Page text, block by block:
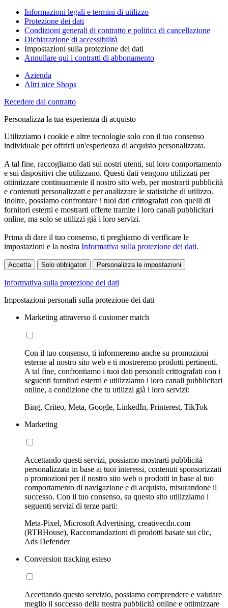
Informazioni legali e termini di utilizzo
Protezione dei dati
Condizioni generali di contratto e politica di cancellazione
Dichiarazione di accessibilità
Impostazioni sulla protezione dei dati
Annullare qui i contratti di abbonamento
Azienda
Altri nice Shops
Recedere dal contratto
Personalizza la tua esperienza di acquisto
Utilizziamo i cookie e altre tecnologie solo con il tuo consenso
individuale per offrirti un'esperienza di acquisto personalizzata.
A tal fine, raccogliamo dati sui nostri utenti, sul loro comportamento
e sui dispositivi che utilizzano. Questi dati vengono utilizzati per
ottimizzare continuamente il nostro sito web, per mostrarti pubblicità
e contenuti personalizzati e per analizzare le statistiche di utilizzo.
Inoltre, possiamo confrontare i tuoi dati crittografati con quelli di
fornitori esterni e mostrarti offerte tramite i loro canali pubblicitari
online, ma solo se utilizzi già i loro servizi.
Prima di dare il tuo consenso, ti preghiamo di verificare le
impostazioni e la nostra Informativa sulla protezione dei dati.
Accetta Solo obbligatori Personalizza le impostazioni
Informativa sulla protezione dei dati
Impostazioni personali sulla protezione dei dati
Marketing attraverso il customer match
Con il tuo consenso, ti informeremo anche su promozioni
esterne al nostro sito web e ti mostreremo prodotti pertinenti.
A tal fine, confrontiamo i tuoi dati personali crittografati con i
seguenti fornitori esterni e utilizziamo i loro canali pubblicitari
online, a condizione che tu utilizzi già i loro servizi:
Bing, Criteo, Meta, Google, LinkedIn, Printerest, TikTok
Marketing
Accettando questi servizi, possiamo mostrarti pubblicità
personalizzata in base ai tuoi interessi, contenuti sponsorizzati
o promozioni per il nostro sito web o prodotti in base al tuo
comportamento di navigazione e di acquisto, misurandone il
successo. Con il tuo consenso, su questo sito utilizziamo i
seguenti servizi di terze parti:
Meta-Pixel, Microsoft Advertising, creativecdn.com
(RTBHouse), Raccomandazioni di prodotti basate sui clic,
Ads Defender
Conversion tracking esteso
Accettando questo servizio, possiamo comprendere e valutare
meglio il successo della nostra pubblicità online e ottimizzare